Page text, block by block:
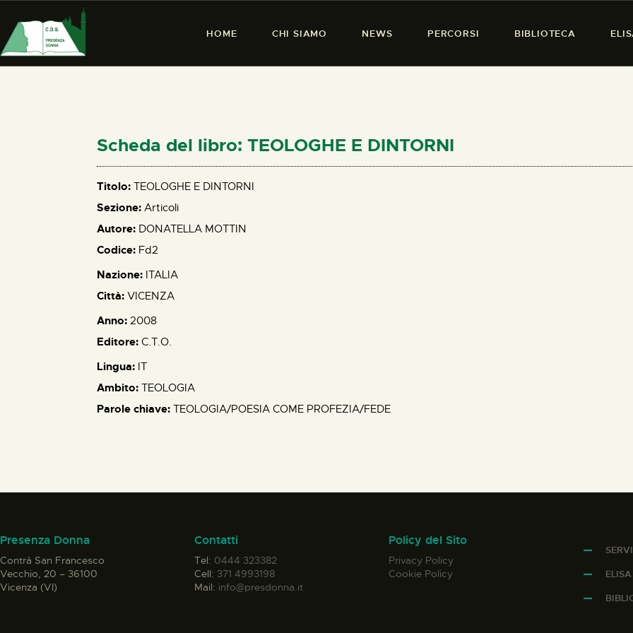
HOME CHI SIAMO NEWS PERCORSI BIBLIOTECA
PRESENZA DONNA
PERCORSI
BIBLIOTECA
Scheda del libro: TEOLOGHE E DINTORNI
Titolo: TEOLOGHE E DINTORNI
Sezione: Articoli
Autore: DONATELLA MOTTIN
Codice: Fd2
Nazione: ITALIA
Città: VICENZA
Anno: 2008
Editore: C.T.O.
Lingua: IT
Ambito: TEOLOGIA
Parole chiave: TEOLOGIA/POESIA COME PROFEZIA/FEDE
Presenza Donna
Contrà San Francesco
Vecchio, 20 – 36100
Vicenza (VI)
Contatti
Tel: 0444 323382
Cell: 371 4993198
Mail: info@presdonna.it
Policy del Sito
Privacy Policy
Cookie Policy